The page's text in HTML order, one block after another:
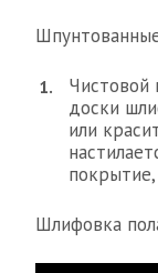
Чистовой
доски
или
Шлифовка